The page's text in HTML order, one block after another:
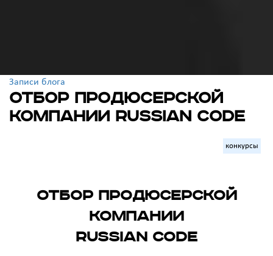
Записи блога
Отбор продюсерской
компании RUSSIAN CODE
конкурсы
Отбор продюсерской
компании
RUSSIAN CODE